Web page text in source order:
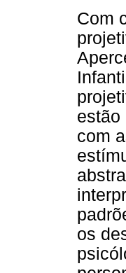
Com
estão
com
os